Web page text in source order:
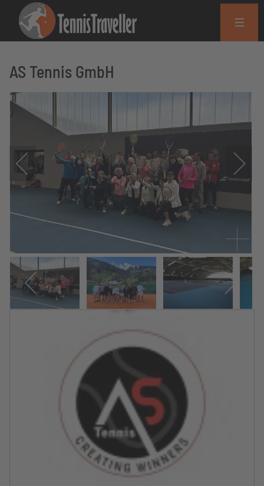
AS Tennis GmbH